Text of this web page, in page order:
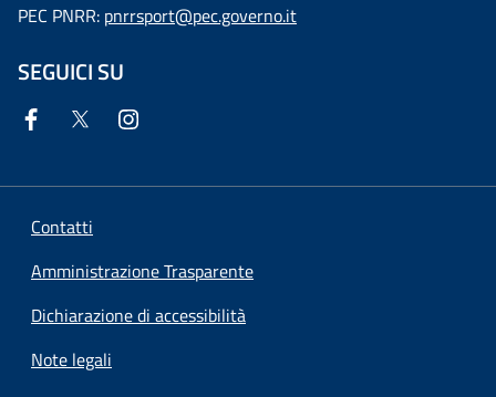
PEC PNRR: pnrrsport@pec.governo.it
SEGUICI SU
Contatti
Amministrazione Trasparente
Dichiarazione di accessibilità
Note legali